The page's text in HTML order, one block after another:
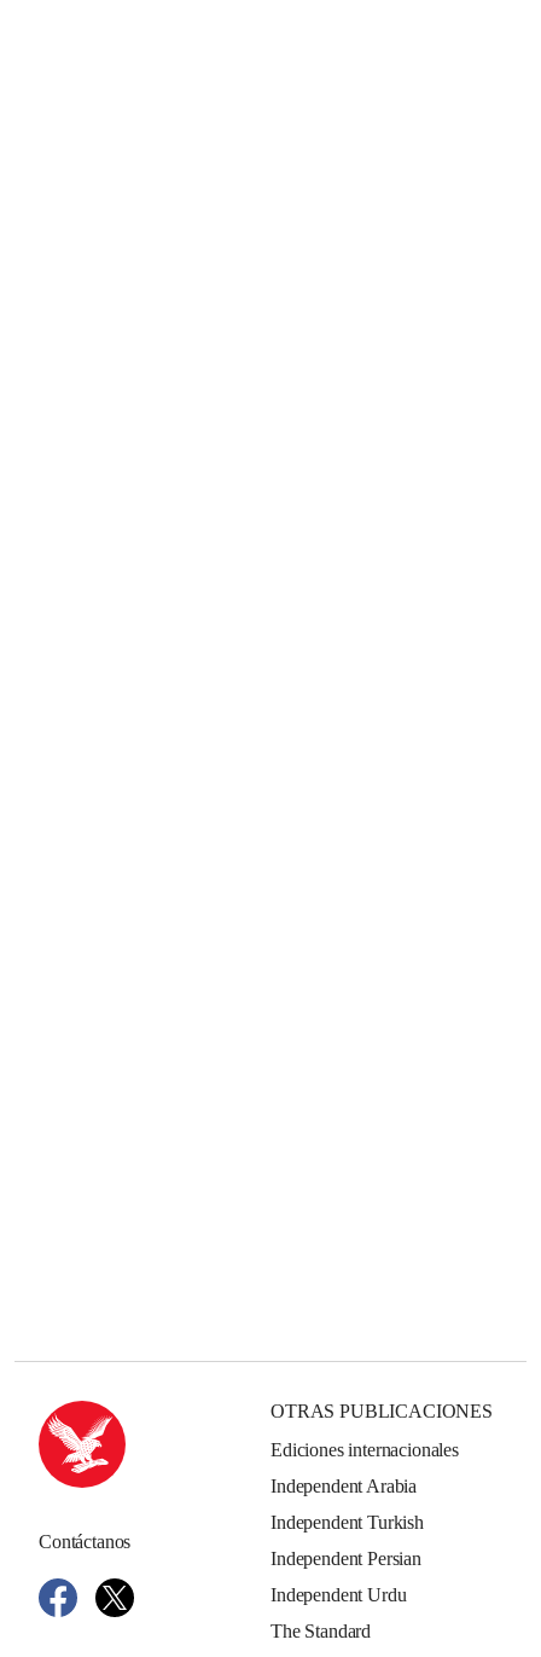
Contáctanos
OTRAS PUBLICACIONES
Ediciones internacionales
Independent Arabia
Independent Turkish
Independent Persian
Independent Urdu
The Standard